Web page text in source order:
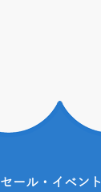
セール・イベント